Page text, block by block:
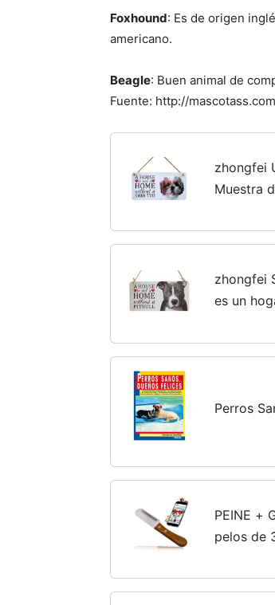
Foxhound: Es de origen
americano.
Beagle: Buen animal de
Fuente: http://
zhongfei
Muestra
zhongfei
es un
Perro (5
Perros
PEINE +
pelos de
y